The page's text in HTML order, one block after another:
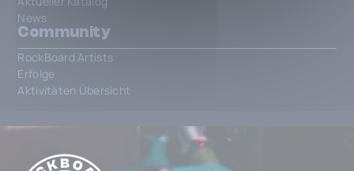
News
Community
RockBoard Artists
Erfolge
Aktivitäten Übersicht